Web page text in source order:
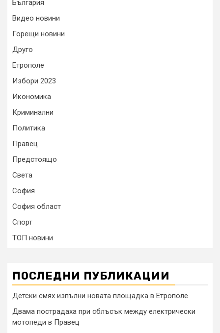
България
Видео новини
Горещи новини
Друго
Етрополе
Избори 2023
Икономика
Криминални
Политика
Правец
Предстоящо
Света
София
София област
Спорт
ТОП новини
ПОСЛЕДНИ ПУБЛИКАЦИИ
Детски смях изпълни новата площадка в Етрополе
Двама пострадаха при сблъсък между електрически
мотопеди в Правец